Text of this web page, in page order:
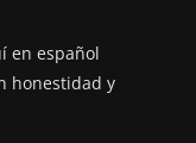
en español
honestidad y